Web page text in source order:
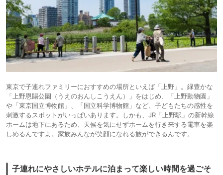
東京で子連れファミリーにおすすめの場所といえば「上野」。緑豊かな
「上野恩賜公園（うえのおんしこうえん）」をはじめ、「上野動物園」
や「東京国立博物館」、「国立科学博物館」など、子どもたちの感性を
刺激するスポットがいっぱいあります。しかも、JR「上野駅」の新幹線
ホームは地下にあるため、天候を気にせずホームを行き来する電車を楽
しめるんですよ。家族みんなが笑顔になれる旅ができるんです。
子連れにやさしいホテルに泊まって楽しい時間を過ごそ